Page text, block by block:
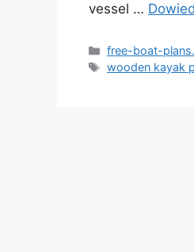
vessel …
Kategorie
free-boat-
Tagi
wooden kayak